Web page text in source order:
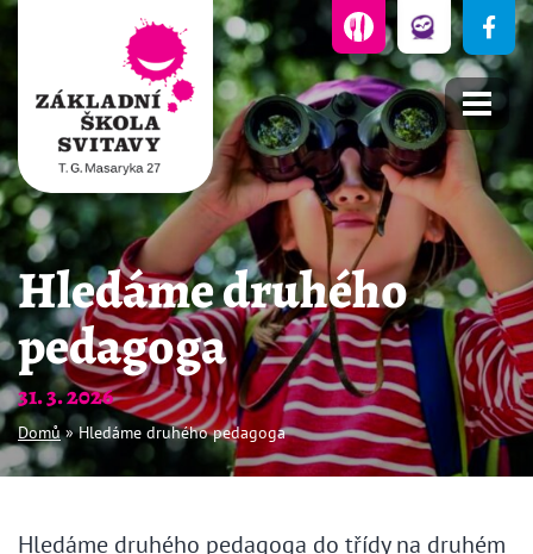
Přejít
obsahu
Základní
škola
Svitavy,
T.
G.
Masaryka
27
Hledáme druhého
pedagoga
31. 3. 2026
Domů»Hledáme druhého pedagoga
Hledáme druhého pedagoga do třídy na druhém